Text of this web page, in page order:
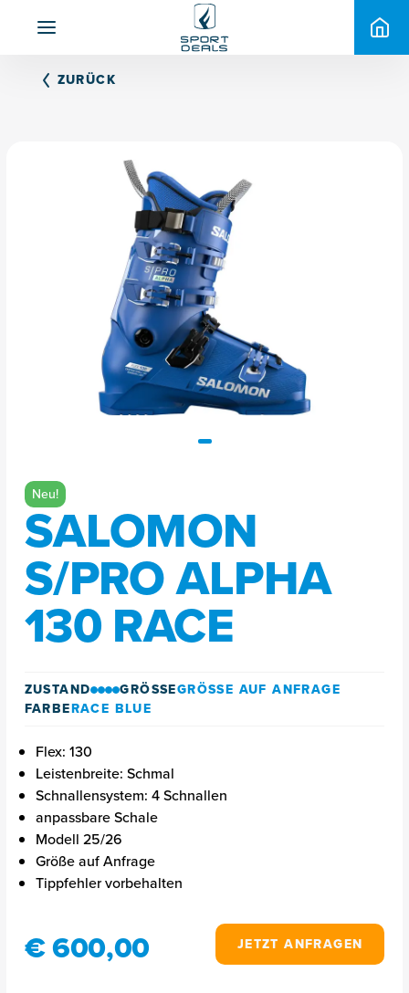
ZURÜCK
Neu!
SALOMON
S/PRO ALPHA
130 RACE
ZUSTAND GRÖSSEGRÖSSE AUF ANFRAGE
FARBERACE BLUE
Flex: 130
Leistenbreite: Schmal
Schnallensystem: 4 Schnallen
anpassbare Schale
Modell 25/26
Größe auf Anfrage
Tippfehler vorbehalten
€ 600,00 JETZT ANFRAGEN